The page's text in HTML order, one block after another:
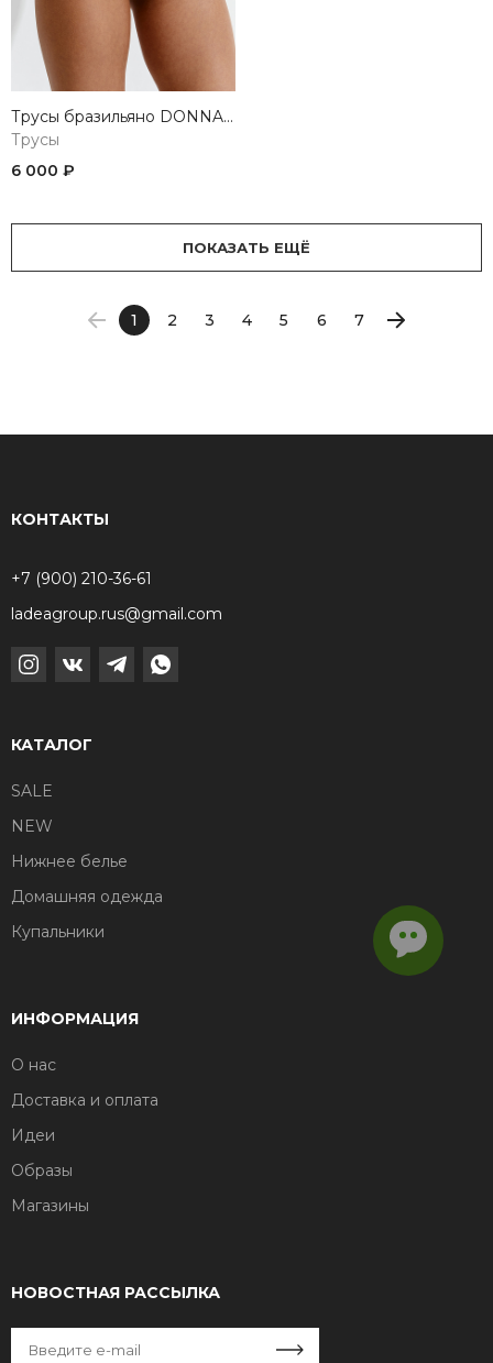
Трусы бразильяно DONNA NEW BLACK
Трусы
6 000 ₽
ПОКАЗАТЬ ЕЩЁ
1 2 3 4 5 6 7
КОНТАКТЫ
+7 (900) 210-36-61
ladeagroup.rus@gmail.com
КАТАЛОГ
SALE
NEW
Нижнее белье
Домашняя одежда
Купальники
ИНФОРМАЦИЯ
О нас
Доставка и оплата
Идеи
Образы
Магазины
НОВОСТНАЯ РАССЫЛКА